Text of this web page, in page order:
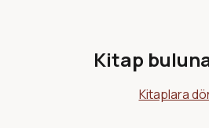
Kitap
Kitaplara